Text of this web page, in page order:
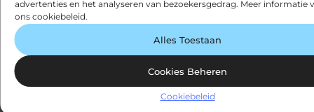
advertenties en het analyseren van bezoekersgedrag. Meer informatie
ons cookiebeleid.
Alles Toestaan
Cookies Beheren
Cookiebeleid